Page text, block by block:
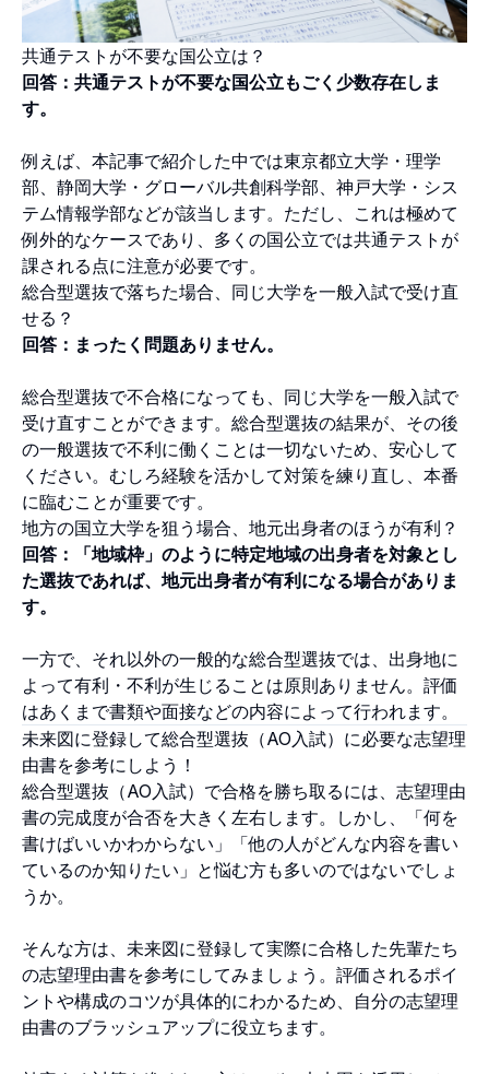
共通テストが不要な国公立は？
回答：共通テストが不要な国公立もごく少数存在しま
す。
例えば、本記事で紹介した中では東京都立大学・理学
部、静岡大学・グローバル共創科学部、神戸大学・シス
テム情報学部などが該当します。ただし、これは極めて
例外的なケースであり、多くの国公立では共通テストが
課される点に注意が必要です。
総合型選抜で落ちた場合、同じ大学を一般入試で受け直
せる？
回答：まったく問題ありません。
総合型選抜で不合格になっても、同じ大学を一般入試で
受け直すことができます。総合型選抜の結果が、その後
の一般選抜で不利に働くことは一切ないため、安心して
ください。むしろ経験を活かして対策を練り直し、本番
に臨むことが重要です。
地方の国立大学を狙う場合、地元出身者のほうが有利？
回答：「地域枠」のように特定地域の出身者を対象とし
た選抜であれば、地元出身者が有利になる場合がありま
す。
一方で、それ以外の一般的な総合型選抜では、出身地に
よって有利・不利が生じることは原則ありません。評価
はあくまで書類や面接などの内容によって行われます。
未来図に登録して総合型選抜（AO入試）に必要な志望理
由書を参考にしよう！
総合型選抜（AO入試）で合格を勝ち取るには、志望理由
書の完成度が合否を大きく左右します。しかし、「何を
書けばいいかわからない」「他の人がどんな内容を書い
ているのか知りたい」と悩む方も多いのではないでしょ
うか。
そんな方は、未来図に登録して実際に合格した先輩たち
の志望理由書を参考にしてみましょう。評価されるポイ
ントや構成のコツが具体的にわかるため、自分の志望理
由書のブラッシュアップに役立ちます。